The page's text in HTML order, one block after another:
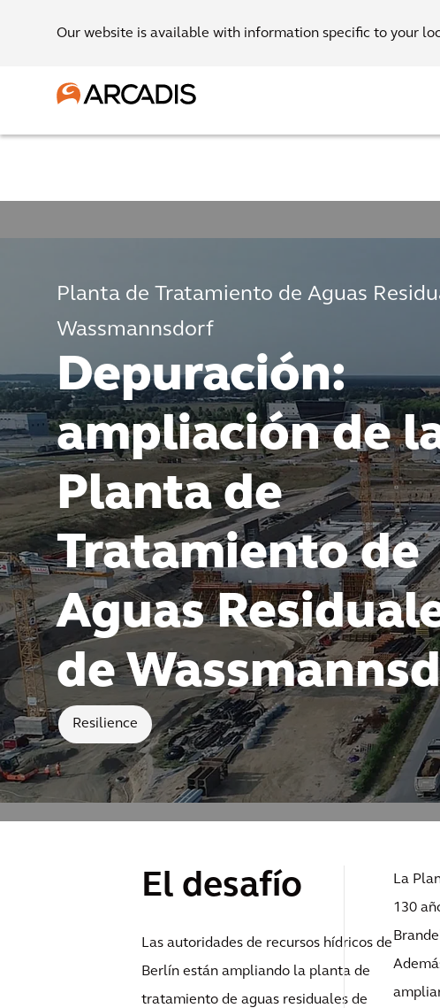
Our website is available with information specific to your
Planta de Tratamiento de Aguas
Wassmannsdorf
Depuración:
ampliación de
Planta de
Tratamiento de
Aguas
de
Resilience
El desafío
Las autoridades de recursos hídricos de
Berlín están ampliando la planta de
tratamiento de aguas residuales de
La
130